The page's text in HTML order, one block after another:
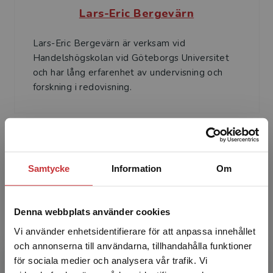
Samtycke Information Om
Denna webbplats använder cookies
Vi använder enhetsidentifierare för att anpassa innehållet
och annonserna till användarna, tillhandahålla funktioner
för sociala medier och analysera vår trafik. Vi
Lars-Eric Bergevärn
Lars-Eric Bergevärn är verksam vid
Handelshögskolan vid Göteborgs Universitet
och har lång erfarenhet av undervisning och
forskning i redovisning.
Kristina Jonäll är lektor i redovisning. Hon är
verksam vid Handelshögskolan i Göteborg och
har lång erfarenhet av undervisning och